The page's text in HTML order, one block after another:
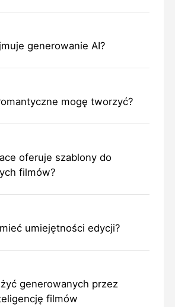
generowanie AI?
mogę tworzyć?
oferuje szablony do
filmów?
umiejętności edycji?
generowanych przez
filmów